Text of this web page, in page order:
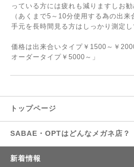
っている方には疲れも減りますしお勧
（あくまで5～10分使用する為の出
手元を長時間見る方はしっかり測定し
価格は出来合いタイプ￥1500～￥
オーダータイプ￥5000～」
トップページ
SABAE・OPTはどんなメガネ店？
新着情報